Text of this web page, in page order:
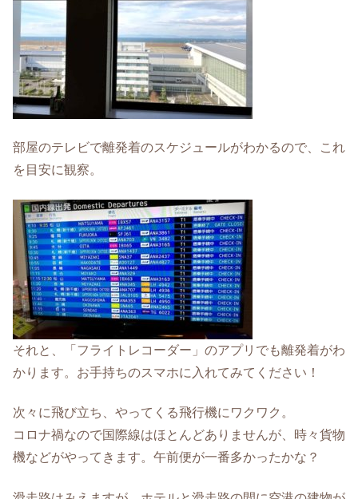
部屋のテレビで離発着のスケジュールがわかるので、これ
を目安に観察。
それと、「フライトレコーダー」のアプリでも離発着がわ
かります。お手持ちのスマホに入れてみてください！
次々に飛び立ち、やってくる飛行機にワクワク。
コロナ禍なので国際線はほとんどありませんが、時々貨物
機などがやってきます。午前便が一番多かったかな？